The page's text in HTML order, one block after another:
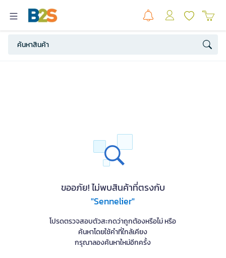
ขออภัย! ไม่พบสินค้าที่ตรงกับ
"Sennelier"
โปรดตรวจสอบตัวสะกดว่าถูกต้องหรือไม่ หรือ
ค้นหาโดยใช้คำที่ใกล้เคียง
กรุณาลองค้นหาใหม่อีกครั้ง